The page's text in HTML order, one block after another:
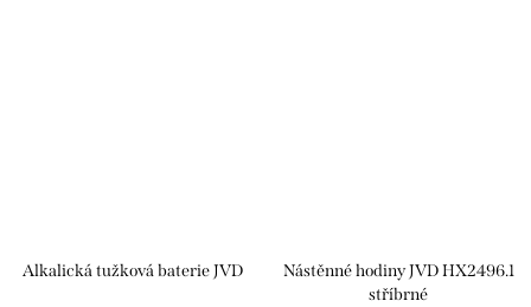
Alkalická tužková baterie JVD
Nástěnné hodiny JVD HX2496.1
stříbrné